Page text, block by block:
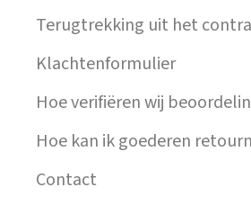
Terugtrekking uit het
Klachtenformulier
Hoe verifiëren wij
Hoe kan ik goederen
Contact